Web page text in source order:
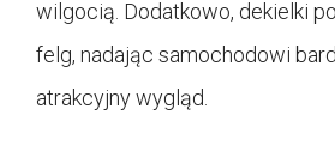
wilgocią. Dodatkowo, dekielki
felg, nadając samochodowi
atrakcyjny wygląd.